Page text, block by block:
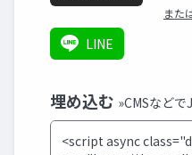
また
LINE
埋め込む »CMSなど